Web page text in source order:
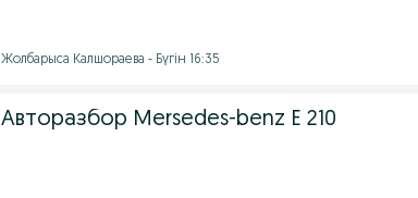
Жолбарыса Калшораева - Бүгін 16:35
Авторазбор Mersedes-benz E 210